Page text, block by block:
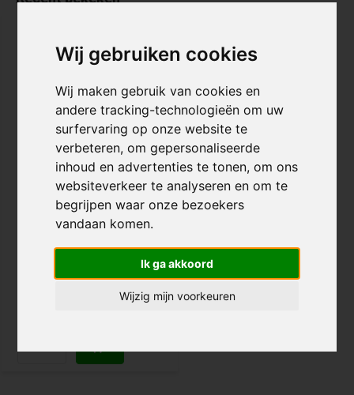
Wij gebruiken cookies
Wij maken gebruik van cookies en
andere tracking-technologieën om uw
surfervaring op onze website te
verbeteren, om gepersonaliseerde
inhoud en advertenties te tonen, om ons
websiteverkeer te analyseren en om te
begrijpen waar onze bezoekers
vandaan komen.
Ik ga akkoord
Wijzig mijn voorkeuren
Tilt Block Logo Griptape
€ 11,95
Voor 20:00 besteld, morgen in